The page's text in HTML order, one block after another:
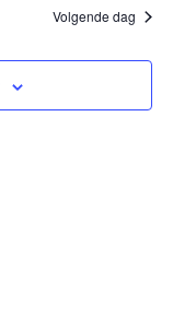
Volgende dag